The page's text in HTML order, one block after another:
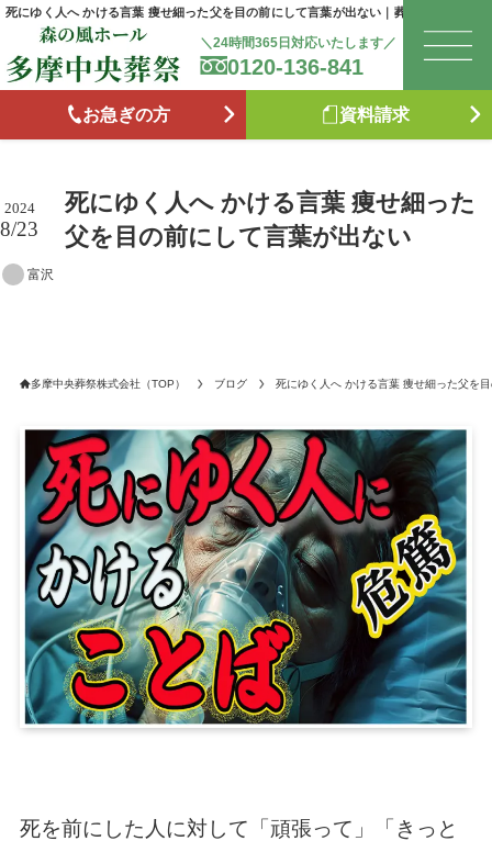
お
森
供
新
死にゆく人へ かける言葉 痩せ細った父を目の前にして言葉が出ない｜葬儀・終活のお
＼24時間365日対応いたします／
0120-136-841
お急ぎの方 資料請求
死にゆく人へ かける言葉 痩せ細った
父を目の前にして言葉が出ない
2024
8/23
富沢
多摩中央葬祭株式会社（TOP） ブログ 死にゆく人へ かける言葉 痩せ細った父を
死を前にした人に対して「頑張って」「きっと